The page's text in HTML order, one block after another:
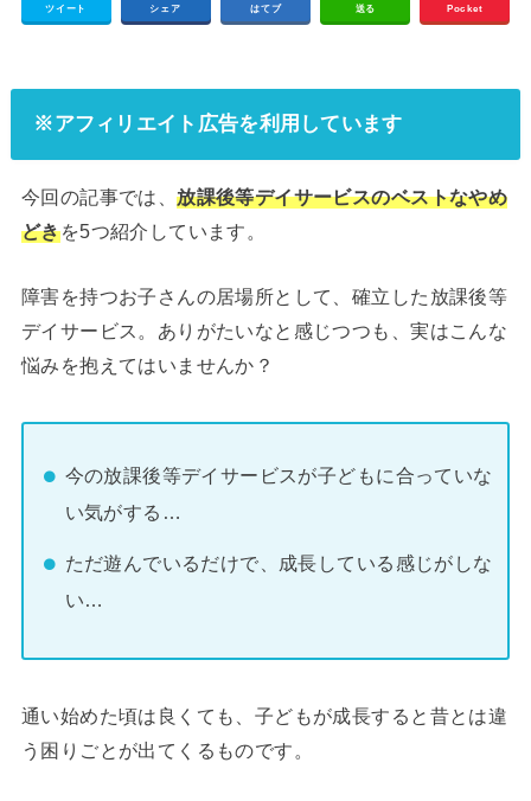
ツイート シェア はてブ 送る Pocket
※アフィリエイト広告を利用しています
今回の記事では、放課後等デイサービスのベストなやめ
どきを5つ紹介しています。
障害を持つお子さんの居場所として、確立した放課後等
デイサービス。ありがたいなと感じつつも、実はこんな
悩みを抱えてはいませんか？
今の放課後等デイサービスが子どもに合っていな
い気がする…
ただ遊んでいるだけで、成長している感じがしな
い…
通い始めた頃は良くても、子どもが成長すると昔とは違
う困りごとが出てくるものです。